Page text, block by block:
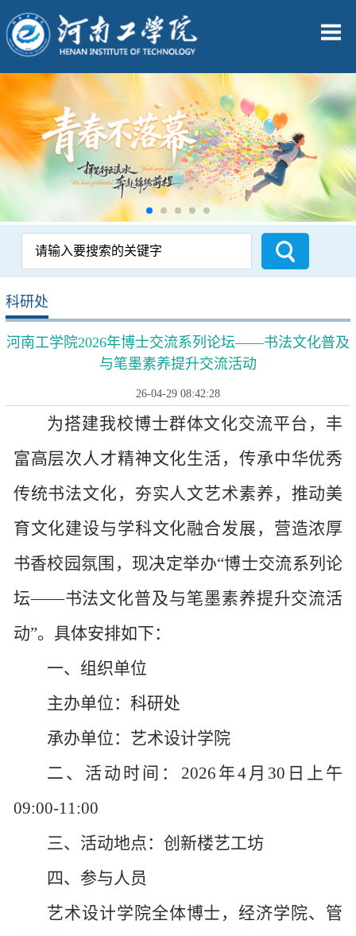
科研处
河南工学院2026年博士交流系列论坛——书法文化普及
与笔墨素养提升交流活动
26-04-29 08:42:28
为搭建我校博士群体文化交流平台，丰
富高层次人才精神文化生活，传承中华优秀
传统书法文化，夯实人文艺术素养，推动美
育文化建设与学科文化融合发展，营造浓厚
书香校园氛围，现决定举办“博士交流系列论
坛——书法文化普及与笔墨素养提升交流活
动”。具体安排如下：
一、组织单位
主办单位：科研处
承办单位：艺术设计学院
二、活动时间： 2026年4月30日上午
09:00-11:00
三、活动地点： 创新楼艺工坊
四、参与人员
艺术设计学院全体博士，经济学院、管